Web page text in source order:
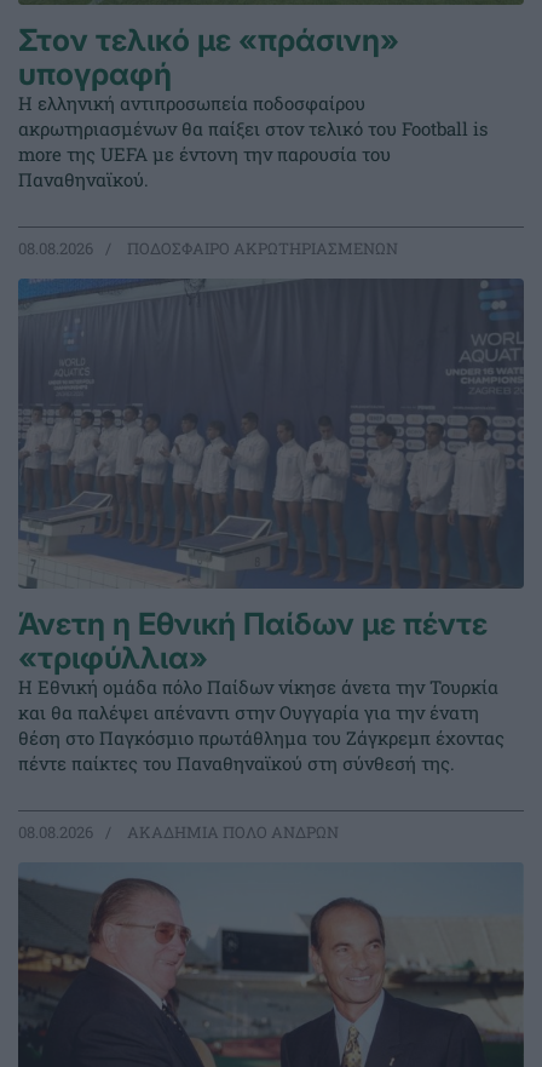
Στον τελικό με «πράσινη»
υπογραφή
Η ελληνική αντιπροσωπεία ποδοσφαίρου
ακρωτηριασμένων θα παίξει στον τελικό του Football is
more της UEFA με έντονη την παρουσία του
Παναθηναϊκού.
08.08.2026 ΠΟΔΟΣΦΑΙΡΟ ΑΚΡΩΤΗΡΙΑΣΜΕΝΩΝ
Άνετη η Εθνική Παίδων με πέντε
«τριφύλλια»
Η Εθνική ομάδα πόλο Παίδων νίκησε άνετα την Τουρκία
και θα παλέψει απέναντι στην Ουγγαρία για την ένατη
θέση στο Παγκόσμιο πρωτάθλημα του Ζάγκρεμπ έχοντας
πέντε παίκτες του Παναθηναϊκού στη σύνθεσή της.
08.08.2026 ΑΚΑΔΗΜΙΑ ΠΟΛΟ ΑΝΔΡΩΝ